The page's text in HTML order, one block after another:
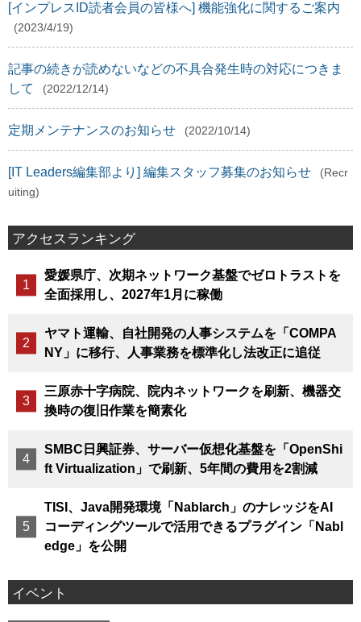
[インプレスID読者会員の皆様へ] 機能強化に関するご案内
(2023/4/19)
記事の続きが読めないなどの不具合発生時の対応につきま
して
(2022/12/14)
定期メンテナンスのお知らせ (2022/10/14)
[IT Leaders編集部より] 編集スタッフ募集のお知らせ
(Recr
uiting)
アクセスランキング
愛媛県庁、次期ネットワーク基盤でゼロトラストを
全面採用し、2027年1月に稼働
ヤマト運輸、自社開発の人事システムを「COMPA
NY」に移行、人事業務を標準化し法改正に追従
三原赤十字病院、院内ネットワークを刷新、機器交
換時の復旧作業を簡素化
SMBC日興証券、サーバー仮想化基盤を「OpenShi
ft Virtualization」で刷新、5年間の費用を2割減
TISI、Java開発環境「Nablarch」のナレッジをAI
コーディングツールで活用できるプラグイン「Nabl
edge」を公開
イベント